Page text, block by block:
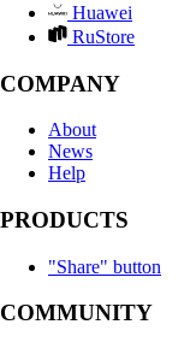
Huawei
RuStore
COMPANY
About
News
Help
PRODUCTS
"Share" button
COMMUNITY